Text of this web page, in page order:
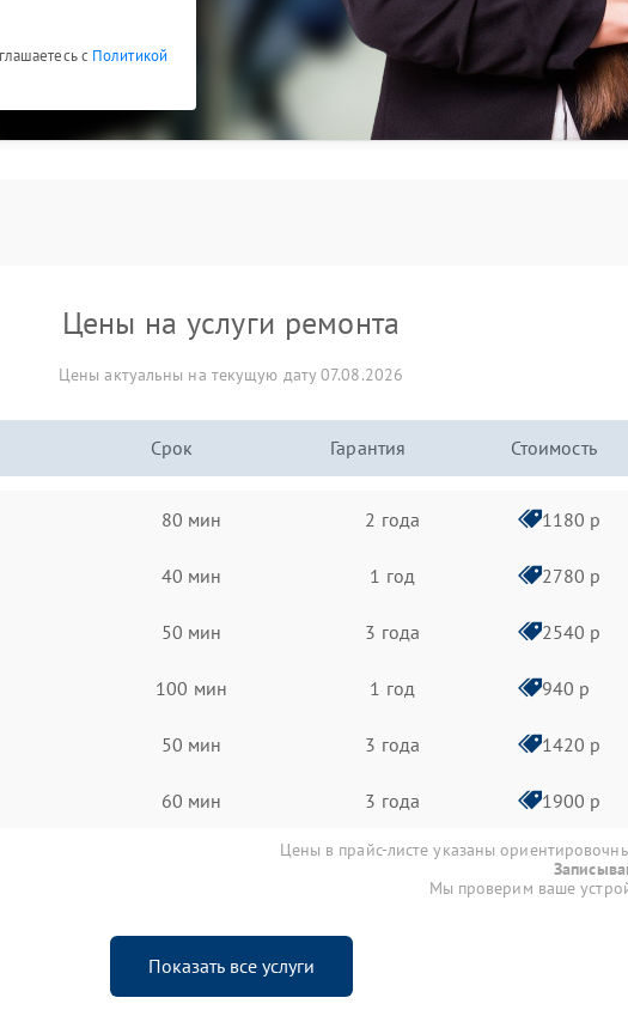
с Политикой
Цены на услуги ремонта
Цены актуальны на текущую дату 07.08.2026
Срок Гарантия Стоимость
80 мин 2 года 1180 р
40 мин 1 год 2780 р
50 мин 3 года 2540 р
100 мин 1 год 940 р
50 мин 3 года 1420 р
60 мин 3 года 1900 р
Цены в прайс-листе указаны
Мы проверим ваше
Показать все услуги